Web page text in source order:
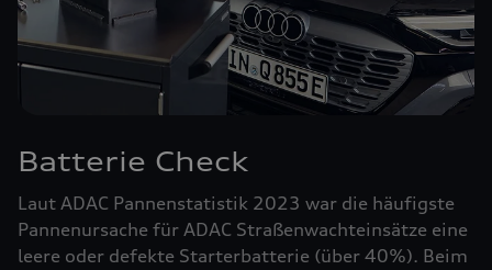
Batterie Check
Laut ADAC Pannenstatistik 2023 war die häufigste
Pannenursache für ADAC Straßenwachteinsätze eine
leere oder defekte Starterbatterie (über 40%). Beim